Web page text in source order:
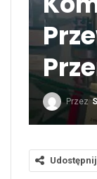
Przez
Udostępnij